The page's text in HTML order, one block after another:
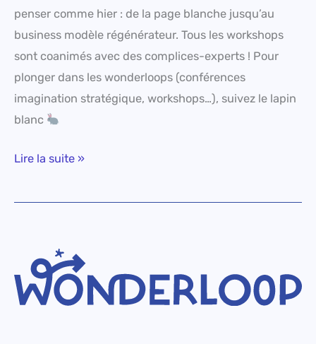
penser comme hier : de la page blanche jusqu’au
business modèle régénérateur. Tous les workshops
sont coanimés avec des complices-experts ! Pour
plonger dans les wonderloops (conférences
imagination stratégique, workshops…), suivez le lapin
blanc
Lire la suite »